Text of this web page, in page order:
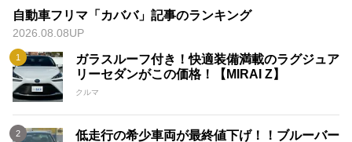
自動車フリマ「カババ」記事のランキング
2026.08.08UP
ガラスルーフ付き！快適装備満載のラグジュア
リーセダンがこの価格！【MIRAI Z】
クルマ
低走行の希少車両が最終値下げ！！ブルーバー